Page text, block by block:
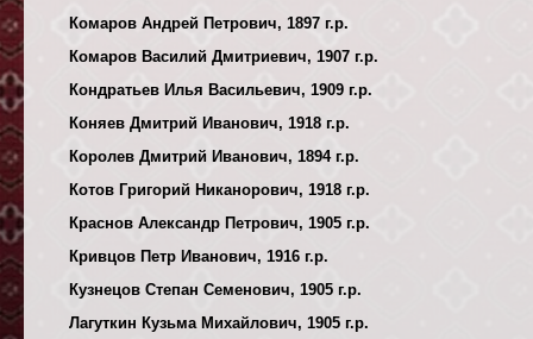
Комаров Андрей Петрович, 1897 г.р.
Комаров Василий Дмитриевич, 1907 г.р.
Кондратьев Илья Васильевич, 1909 г.р.
Коняев Дмитрий Иванович, 1918 г.р.
Королев Дмитрий Иванович, 1894 г.р.
Котов Григорий Никанорович, 1918 г.р.
Краснов Александр Петрович, 1905 г.р.
Кривцов Петр Иванович, 1916 г.р.
Кузнецов Степан Семенович, 1905 г.р.
Лагуткин Кузьма Михайлович, 1905 г.р.